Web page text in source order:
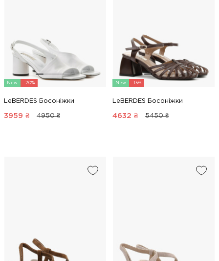
New -20%
LeBERDES Босоніжки
3959 ₴ 4950 ₴
New -15%
LeBERDES Босоніжки
4632 ₴ 5450 ₴